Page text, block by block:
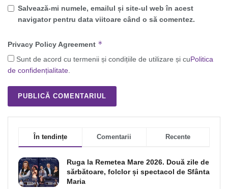
Salvează-mi numele, emailul și site-ul web în acest
navigator pentru data viitoare când o să comentez.
Privacy Policy Agreement *
Sunt de acord cu termenii și condițiile de utilizare și cuPolitica
de confidențialitate.
În tendințe Comentarii Recente
Ruga la Remetea Mare 2026. Două zile de
sărbătoare, folclor și spectacol de Sfânta
Maria